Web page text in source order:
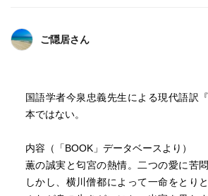
ご隠居さん
国語学者今泉忠義先生による現代語訳
本ではない。
内容（「BOOK」データベースより）
薫の誠実と匂宮の熱情。二つの愛に苦
しかし、横川僧都によって一命をとり